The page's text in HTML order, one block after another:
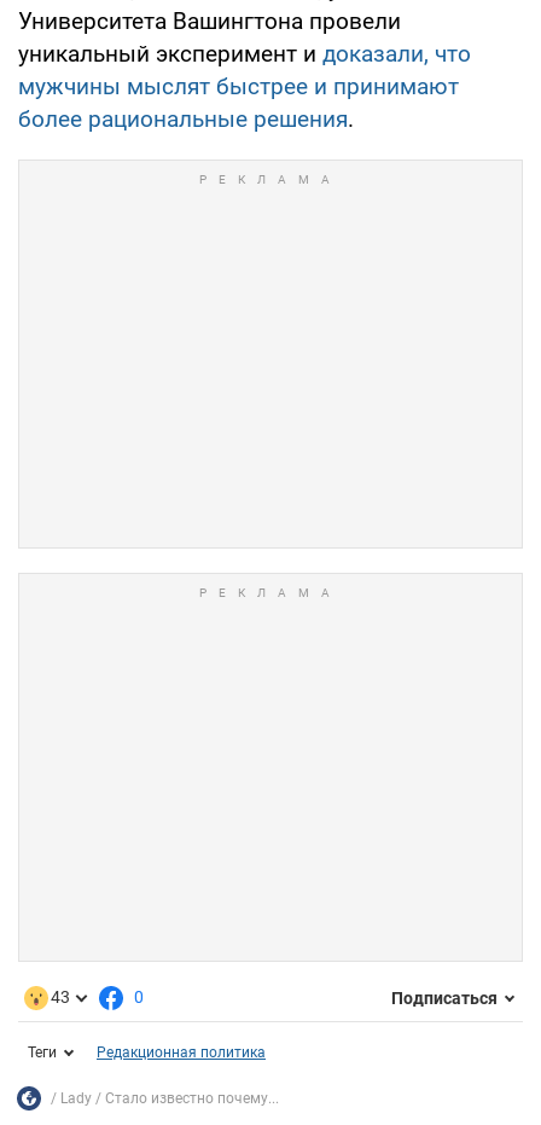
Университета Вашингтона провели
уникальный эксперимент и доказали, что
мужчины мыслят быстрее и принимают
более рациональные решения.
43 0 Подписаться
Теги Редакционная политика
Lady Стало известно почему...